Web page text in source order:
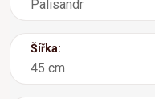
Palisandr
Šířka:
45 cm